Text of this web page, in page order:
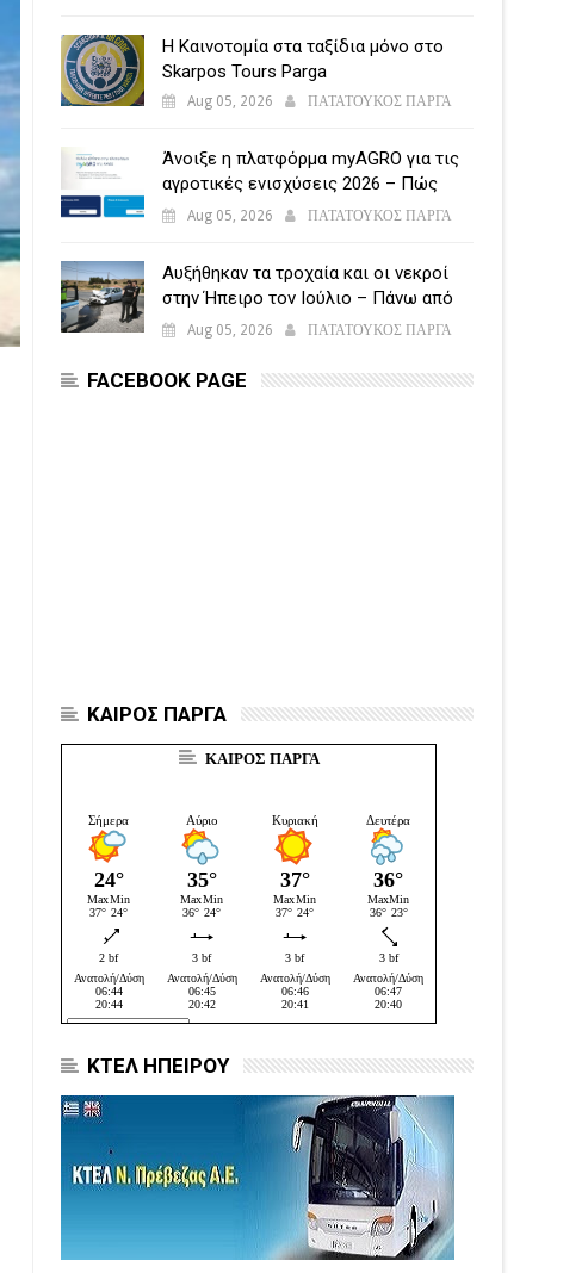
Η Καινοτομία στα ταξίδια μόνο στο
Skarpos Tours Parga
Aug 05, 2026 ΠΑΤΑΤΟΥΚΟΣ ΠΑΡΓΑ
Άνοιξε η πλατφόρμα myAGRO για τις
αγροτικές ενισχύσεις 2026 – Πώς
υποβάλλεται η Ενιαία Αίτηση
Aug 05, 2026 ΠΑΤΑΤΟΥΚΟΣ ΠΑΡΓΑ
Αυξήθηκαν τα τροχαία και οι νεκροί
στην Ήπειρο τον Ιούλιο – Πάνω από
5.500 παραβάσεις
Aug 05, 2026 ΠΑΤΑΤΟΥΚΟΣ ΠΑΡΓΑ
FACEBOOK PAGE
ΚΑΙΡΟΣ ΠΑΡΓΑ
ΚΑΙΡΟΣ ΠΑΡΓΑ
ΚΤΕΛ ΗΠΕΙΡΟΥ